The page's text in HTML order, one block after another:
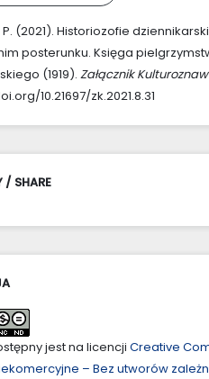
P. (2021). Historiozofie
posterunku. Księga
(1919). Załącznik
10.21697/zk.2021.8.31
/ SHARE
jest na licencji Creative
– Bez utworów